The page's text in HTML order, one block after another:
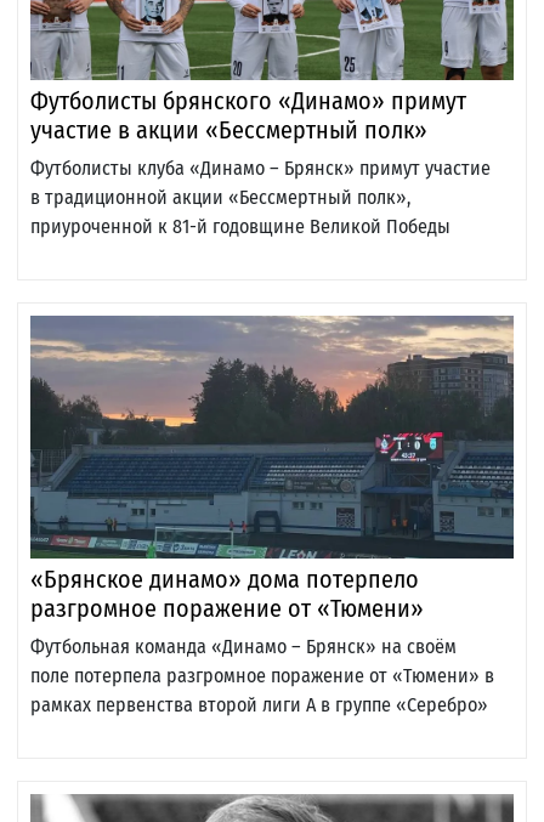
Футболисты брянского «Динамо» примут
участие в акции «Бессмертный полк»
Футболисты клуба «Динамо – Брянск» примут участие
в традиционной акции «Бессмертный полк»,
приуроченной к 81-й годовщине Великой Победы
«Брянское динамо» дома потерпело
разгромное поражение от «Тюмени»
Футбольная команда «Динамо – Брянск» на своём
поле потерпела разгромное поражение от «Тюмени» в
рамках первенства второй лиги А в группе «Серебро»